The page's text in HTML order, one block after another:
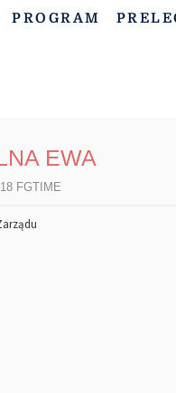
PROGRAM
EWA
18 FGTIME